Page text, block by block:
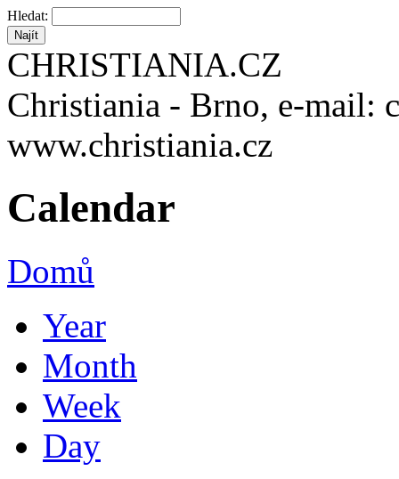
Hledat:
CHRISTIANIA.CZ
Christiania - Brno, e-mail:
www.christiania.cz
Calendar
Domů
Year
Month
Week
Day